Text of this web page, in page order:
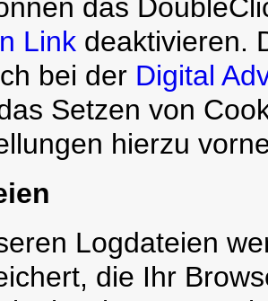
das
Linkdeaktivieren.
bei der Digital
Setzen von
hierzu
Logdateien
die Ihr